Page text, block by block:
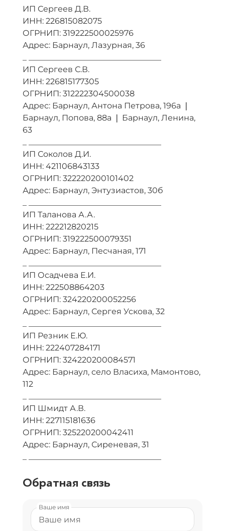
ИП Сергеев Д.В.
ИНН: 226815082075
ОГРНИП: 319222500025976
Адрес: Барнаул, Лазурная, 36
ИП Сергеев С.В.
ИНН: 226815177305
ОГРНИП: 312222304500038
Адрес: Барнаул, Антона Петрова, 196а ❘
Барнаул, Попова, 88а ❘ Барнаул, Ленина,
63
ИП Соколов Д.И.
ИНН: 421106843133
ОГРНИП: 322220200101402
Адрес: Барнаул, Энтузиастов, 30б
ИП Таланова А.А.
ИНН: 222212820215
ОГРНИП: 319222500079351
Адрес: Барнаул, Песчаная, 171
ИП Осадчева Е.И.
ИНН: 222508864203
ОГРНИП: 324220200052256
Адрес: Барнаул, Сергея Ускова, 32
ИП Резник Е.Ю.
ИНН: 222407284171
ОГРНИП: 324220200084571
Адрес: Барнаул, село Власиха, Мамонтово,
112
ИП Шмидт А.В.
ИНН: 227115181636
ОГРНИП: 325220200042411
Адрес: Барнаул, Сиреневая, 31
Обратная связь
Ваше имя